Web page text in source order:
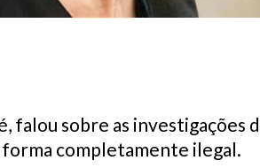
sobre as investigações
forma completamente ilegal.